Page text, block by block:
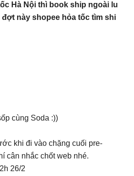
Hà Nội thì book ship ngoài lu
này shopee hỏa tốc tìm shi
cùng Soda :))
khi đi vào chặng cuối pre-
cân nhắc chốt web nhé.
26/2